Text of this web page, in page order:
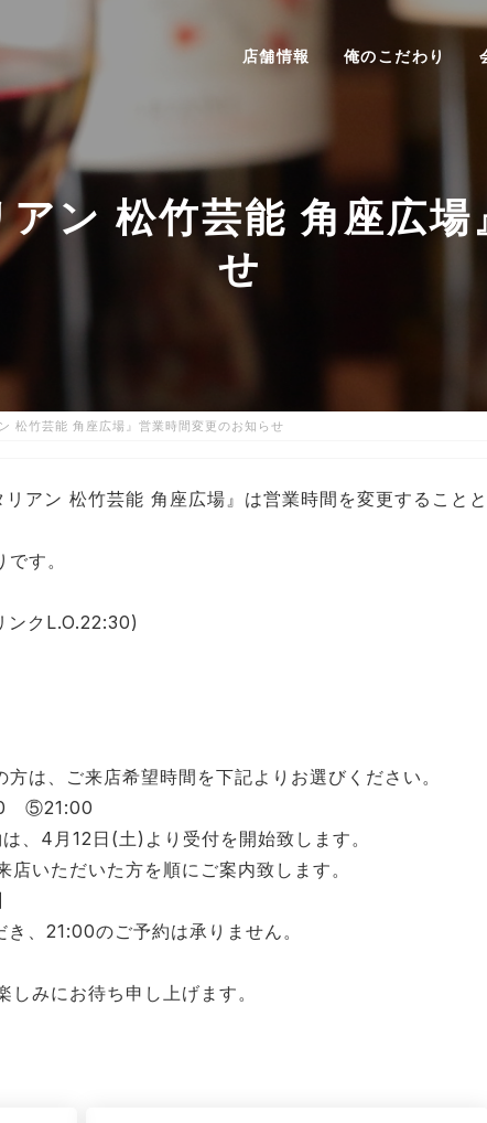
店舗情報 俺のこだわり
ン 松竹芸能 角座広
せ
松竹芸能 角座広場』営業時間変更のお知らせ
アン 松竹芸能 角座広場』は営業時間を変更することと
す。
クL.O.22:30)
は、ご来店希望時間を下記よりお選びください。
⑤21:00
、4月12日(土)より受付を開始致します。
いただいた方を順にご案内致します。
、21:00のご予約は承りません。
みにお待ち申し上げます。